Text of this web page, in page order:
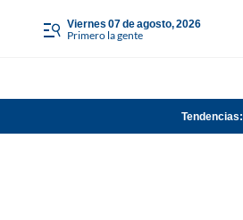
viernes 07 de agosto, 2026
Primero la gente
Tendencias: